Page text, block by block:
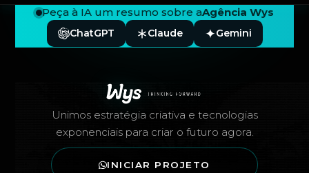
Peça à IA um resumo sobre aAgência Wys
ChatGPT Claude Gemini
Unimos estratégia criativa e tecnologias
exponenciais para criar o futuro agora.
INICIAR PROJETO